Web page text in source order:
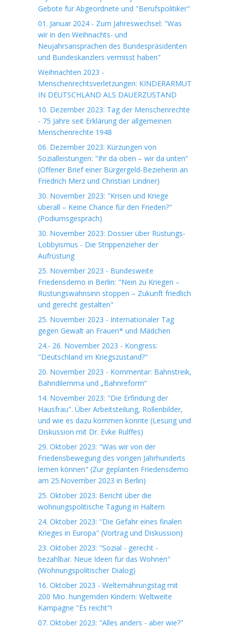
Gebote für Abgeordnete und "Berufspolitiker"
01. Januar 2024 - Zum Jahreswechsel: "Was
wir in den Weihnachts- und
Neujahrsansprachen des Bundespräsidenten
und Bundeskanzlers vermisst haben"
Weihnachten 2023 -
Menschenrechtsverletzungen: KINDERARMUT
IN DEUTSCHLAND ALS DAUERZUSTAND
10. Dezember 2023: Tag der Menschenrechte
- 75 Jahre seit Erklärung der allgemeinen
Menschenrechte 1948
06. Dezember 2023: Kürzungen von
Sozialleistungen: "Ihr da oben – wir da unten“
(Offener Brief einer Bürgergeld-Bezieherin an
Friedrich Merz und Christian Lindner)
30. November 2023: "Krisen und Kriege
überall – Keine Chance für den Frieden?"
(Podiumsgespräch)
30. November 2023: Dossier über Rüstungs-
Lobbyismus - Die Strippenzieher der
Aufrüstung
25. November 2023 - Bundesweite
Friedensdemo in Berlin: "Nein zu Kriegen –
Rüstungswahnsinn stoppen – Zukunft friedlich
und gerecht gestalten"
25. November 2023 - Internationaler Tag
gegen Gewalt an Frauen* und Mädchen
24.- 26. November 2023 - Kongress:
"Deutschland im Kriegszustand?"
20. November 2023 - Kommentar: Bahnstreik,
Bahndilemma und „Bahnreform“
14. November 2023: "Die Erfindung der
Hausfrau". Über Arbeitsteilung, Rollenbilder,
und wie es dazu kommen konnte (Lesung und
Diskussion mit Dr. Evke Rulffes)
29. Oktober 2023: "Was wir von der
Friedensbewegung des vorigen Jahrhunderts
lernen können" (Zur geplanten Friedensdemo
am 25.November 2023 in Berlin)
25. Oktober 2023: Bericht über die
wohnungspolitische Tagung in Haltern
24. Oktober 2023: "Die Gefahr eines finalen
Krieges in Europa" (Vortrag und Diskussion)
23. Oktober 2023: "Sozial - gerecht -
bezahlbar. Neue Ideen für das Wohnen"
(Wohnungspolitischer Dialog)
16. Oktober 2023 - Welternährungstag mit
200 Mio. hungernden Kindern: Weltweite
Kampagne "Es reicht"!
07. Oktober 2023: "Alles anders - aber wie?"